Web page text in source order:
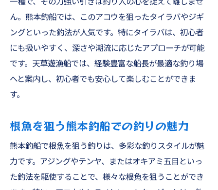
ん。熊本釣船では、このアコウを狙ったタイラバやジギ
ングといった釣法が人気です。特にタイラバは、初心者
にも扱いやすく、深さや潮流に応じたアプローチが可能
です。天草遊漁船では、経験豊富な船長が最適な釣り場
へと案内し、初心者でも安心して楽しむことができま
す。
根魚を狙う熊本釣船での釣りの魅力
熊本釣船で根魚を狙う釣りは、多彩な釣りスタイルが魅
力です。アジングやテンヤ、またはオキアミ五目といっ
た釣法を駆使することで、様々な根魚を狙うことができ